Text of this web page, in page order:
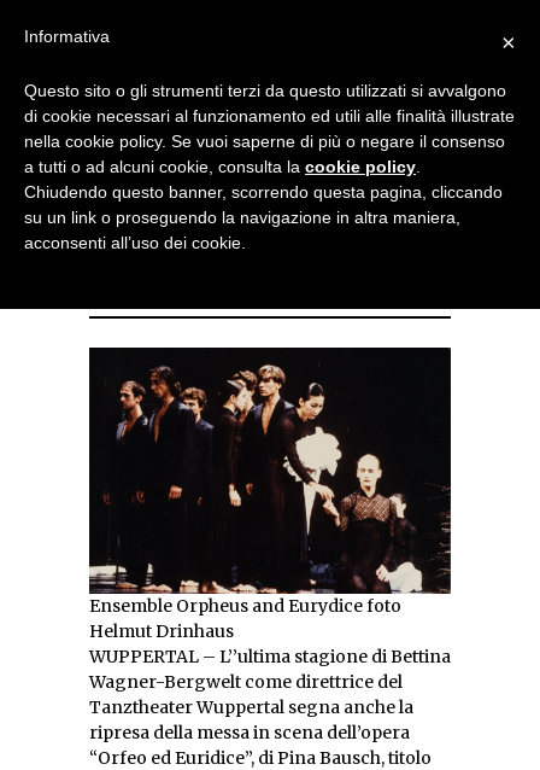
NOTIZIE DI DANZA IN ITALIA E ALL’ESTERO, PER DANZATORI,
Il Tanztheater Wuppertal
ricrea “Orfeo ed Euridice”
Ensemble Orpheus and Eurydice foto
Helmut Drinhaus
WUPPERTAL – L’’ultima stagione di Bettina
Wagner-Bergwelt come direttrice del
Tanztheater Wuppertal segna anche la
ripresa della messa in scena dell’opera
“Orfeo ed Euridice”, di Pina Bausch, titolo
×
Informativa
Questo sito o gli strumenti terzi da questo utilizzati si avvalgono
di cookie necessari al funzionamento ed utili alle finalità illustrate
nella cookie policy. Se vuoi saperne di più o negare il consenso
a tutti o ad alcuni cookie, consulta la cookie policy
Chiudendo questo banner, scorrendo questa pagina, cliccando
su un link o proseguendo la navigazione in altra maniera,
acconsenti all’uso dei cookie.